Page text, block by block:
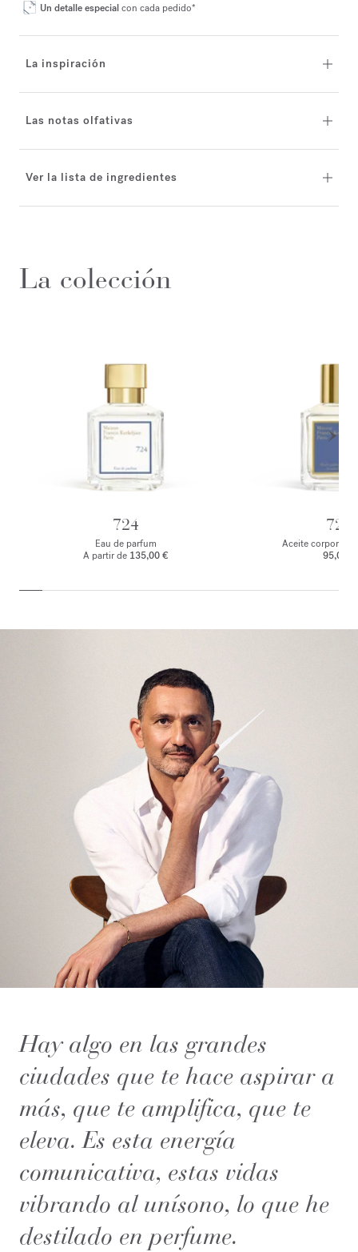
Un detalle especialcon cada pedido*
La inspiración
Las notas olfativas
Ver la lista de ingredientes
La colección
724
Eau de parfum
A partir de 135,00 €
724
Aceite corporal
95,00 €
Hay algo en las grandes
ciudades que te hace aspirar a
más, que te amplifica, que te
eleva. Es esta energía
comunicativa, estas vidas
vibrando al unísono, lo que he
destilado en perfume.